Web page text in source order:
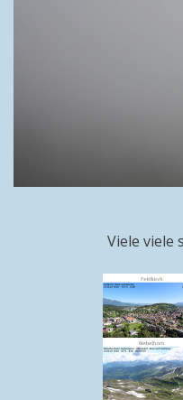
Viele viele